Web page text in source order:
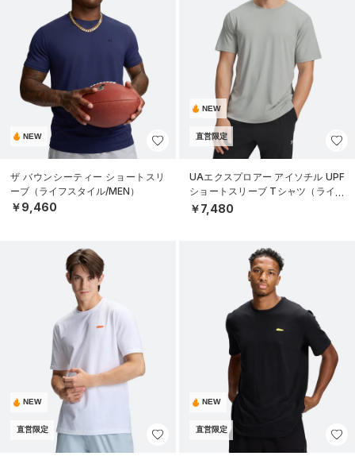
NEW
ザ バウンシーティー ショートスリ
ーブ（ライフスタイル/MEN）
￥9,460
NEW
直営限定
UAエクスプロアー アイソチル UPF
ショートスリーブ Tシャツ（ライフ
スタイル/MEN）
￥7,480
NEW
直営限定
NEW
直営限定